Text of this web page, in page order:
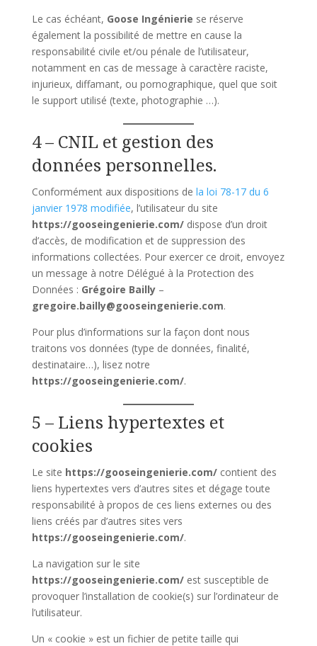
Le cas échéant, Goose Ingénierie se réserve
également la possibilité de mettre en cause la
responsabilité civile et/ou pénale de l’utilisateur,
notamment en cas de message à caractère raciste,
injurieux, diffamant, ou pornographique, quel que soit
le support utilisé (texte, photographie …).
4 – CNIL et gestion des
données personnelles.
Conformément aux dispositions de la loi 78-17 du 6
janvier 1978 modifiée, l’utilisateur du site
https://gooseingenierie.com/dispose d’un droit
d’accès, de modification et de suppression des
informations collectées. Pour exercer ce droit, envoyez
un message à notre Délégué à la Protection des
Données : Grégoire Bailly–
gregoire.bailly@gooseingenierie.com.
Pour plus d’informations sur la façon dont nous
traitons vos données (type de données, finalité,
destinataire…), lisez notre
https://gooseingenierie.com/.
5 – Liens hypertextes et
cookies
Le site https://gooseingenierie.com/contient des
liens hypertextes vers d’autres sites et dégage toute
responsabilité à propos de ces liens externes ou des
liens créés par d’autres sites vers
https://gooseingenierie.com/.
La navigation sur le site
https://gooseingenierie.com/est susceptible de
provoquer l’installation de cookie(s) sur l’ordinateur de
l’utilisateur.
Un « cookie » est un fichier de petite taille qui